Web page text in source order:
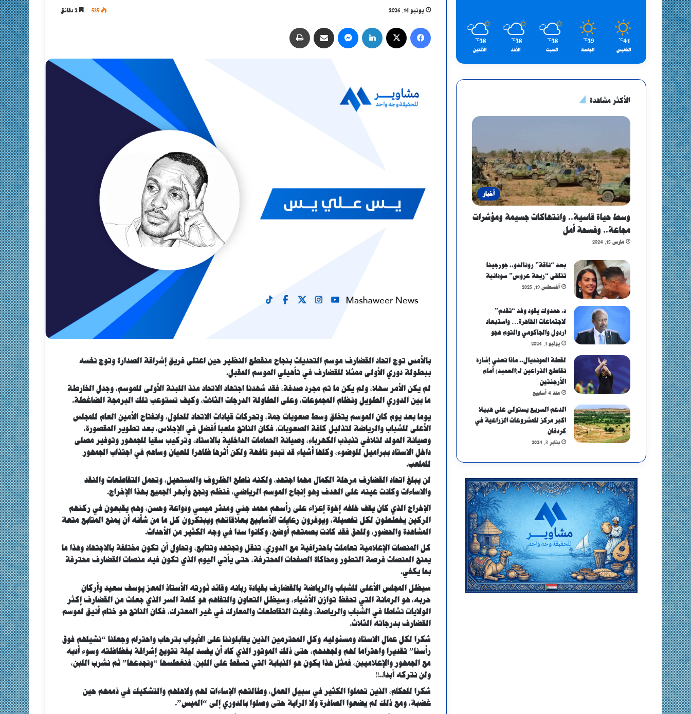
يونيو 14, 2026 535
فيسبوك لينكدإن ماسنجر مشاركة عبر البريد
بالأمس توج اتحاد القضارف موسم التحديات بنجاح منقطع النظير حين اعتلى فريق إشراقة الصدارة وتوج نفسه
ببطولة دوري الأولى ممثلا للقضارف في تأهيلي الموسم المقبل.
لم يكن الأمر سهلا، ولم يكن ما تم مجرد صدفة، فقد شهدنا اجتهاد الاتحاد منذ اللبنة الأولى للموسم، وجدل الخارطة
ما بين الدوري الطويل ونظام المجموعات، وعلى الطاولة الدرجات الثلاث، وكيف تستوعب تلك البرمجة الضاغطة.
يوما بعد يوم كان الموسم يتخلق وسط صعوبات جمة، وتحركات قيادات الاتحاد للحلول، وانفتاح الأمين العام للمجلس
الأعلى للشباب والرياضة لتذليل كافة الصعوبات، فكان الناتج ملعبا أفضل في الإجلاس، بعد تطوير المقصورة،
وصيانة المولد لتلافي تذبذب الكهرباء، وصيانة الحمامات الداخلية بالاستاد، وتركيب سقيا للجمهور وتوفير مصلى
داخل الاستاد ببراميل للوضوء، وكلها أشياء قد تبدو تافهة ولكن أثرها ظاهرا للعيان وساهم في اجتذاب الجمهور
للملعب.
لن يبلغ اتحاد القضارف مرحلة الكمال مهما اجتهد، ولكنه ناطح الظروف والمستحيل، وتحمل التقاطعات والنقد
والاساءات وكانت عينه على الهدف وهو إنجاح الموسم الرياضي، فنظم ونجح وأبهر الجميع بهذا الإخراج.
الإخراج الذي كان يقف خلفه إخوة إعزاء على رأسهم محمد جني ومدثر ميسي ودواعة وحسن، وهم يقبعون في ركنهم
الركين يخططون لكل تفصيلة، ويوفرون رعايات الأسابيع بعلاقاتهم ويبتكرون كل ما من شأنه أن يمنح المتابع متعة
المشاهدة والحضور، وللحق فقد كانت بصمتهم أوضح، وكانوا سدا في وجه الكثير من الأحداث.
كل المنصات الإعلامية تعاملت باحترافية مع الدوري، تنقل وتجتهد وتتابع، وتحاول أن تكون مختلفة بالاجتهاد وهذا ما
يمنح المنصات فرصة التطور ومحاكاة الصفحات المحترفة، حتى يأتي اليوم الذي تكون فيه منصات القضارف محترفة
بما يكفي.
سيظل المجلس الأعلى للشباب والرياضة بالقضارف بقيادة ربانه وقائد ثورته الأستاذ المعز يوسف سعيد وأركان
حربه، هو الرمانة التي تحفظ توازن الأشياء، وسيظل التعاون والتفاهم هو كلمة السر الذي جعلت من القضارف إكثر
الولايات نشاطا في الشباب والرياصة، وغابت التقاطعات والمعارك في غير المعترك، فكان الناتج هو ختام أنيق لموسم
القضارف بدرجاته الثلاث.
شكرا لكل عمال الاستاد ومسئوليه وكل المحترمين الذين يقابلوننا على الأبواب بترحاب واحترام وجعلنا “نشيلهم فوق
رأسنا” تقديرا واحتراما لهم ولجهدهم، حتى ذلك الموتور الذي كاد أن يفسد ليلة تتويج إشراقة بفظاظته وسوء أدبه
مع الجمهور والإعلاميبن، فمثل هذا يكون هو الذبابة التي تسقط على اللبن، فنغطسها “ونجدعها” ثم نشرب اللبن،
ولن نتركه أبدا..!!
شكرا للحكام، الذين تحملوا الكثير في سبيل العمل، وطالتهم الإساءات لهم ولاهلهم والتشكيك في ذممهم حين
غضبة، ومع ذلك لم يضعوا الصافرة ولا الراية حتى وصلوا بالدوري إلى “الميس”.
41
℃
الخميس
39
℃
الجمعة
38
℃
السبت
38
℃
الأحد
38
℃
الأثنين
الأكثر مشاهدة
أخبار
وسط حياة قاسية.. وانتهاكات جسيمة ومؤشرات
مجاعة.. وفسحة أمل
مارس 15, 2024
بعد “ناقة” رونالدو.. جورجينا
تتلقى “ريحة عروس” سودانية
أغسطس 19, 2025
د. حمدوك يقود وفد “تقدم”
لاجتماعات القاهرة… واستبعاد
اردول والجاكومي والتوم هجو
يوليو 1, 2024
لقطة المونديال.. ماذا تعني إشارة
تقاطع الذراعين لـ(العميد) أمام
الأرجنتين
منذ 4 أسابيع
الدعم السريع يستولى على هبيلا
اكبر مركز للمشروعات الزراعية في
كردفان
يناير 3, 2024